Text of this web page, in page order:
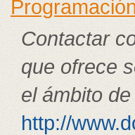
Contactar
que ofrece
el ámbito
http://